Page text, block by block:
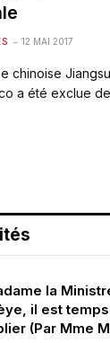
12 MAI 2017
chinoise
a été exclue
la
il est
(Par Mme